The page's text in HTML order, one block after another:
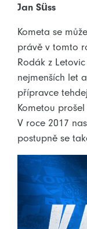
Jan Süss
Kometa se
právě v tomto
Rodák z
nejmenších let
přípravce
Kometou
V roce 2017
postupně se